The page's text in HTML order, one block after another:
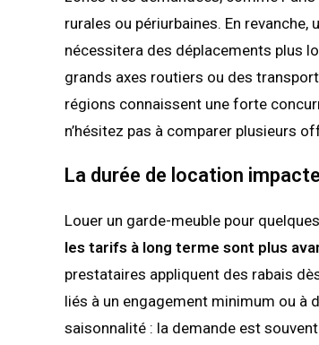
rurales ou périurbaines. En
nécessitera des déplacements plus
grands axes routiers ou des
régions connaissent une forte
n’hésitez pas à comparer plusieurs
La durée de location
Louer un garde-meuble pour
les tarifs à long terme sont plus
prestataires appliquent des rabais
liés à un engagement minimum ou à
saisonnalité : la demande est